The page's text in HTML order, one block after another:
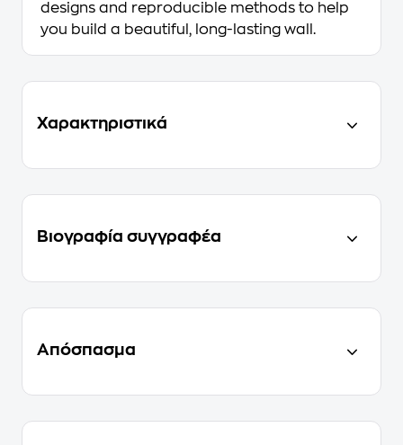
designs and reproducible methods to help
you build a beautiful, long-lasting wall.
Χαρακτηριστικά
Βιογραφία συγγραφέα
Απόσπασμα